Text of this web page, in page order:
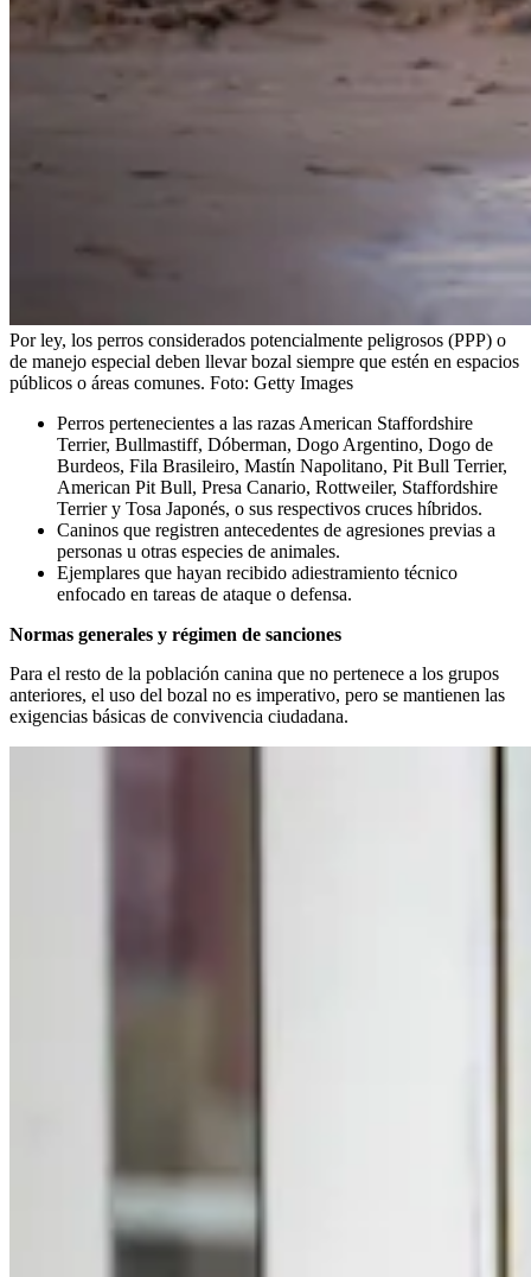
Por ley, los perros considerados potencialmente peligrosos (PPP) o
de manejo especial deben llevar bozal siempre que estén en espacios
públicos o áreas comunes. Foto: Getty Images
Perros pertenecientes a las razas American Staffordshire
Terrier, Bullmastiff, Dóberman, Dogo Argentino, Dogo de
Burdeos, Fila Brasileiro, Mastín Napolitano, Pit Bull Terrier,
American Pit Bull, Presa Canario, Rottweiler, Staffordshire
Terrier y Tosa Japonés, o sus respectivos cruces híbridos.
Caninos que registren antecedentes de agresiones previas a
personas u otras especies de animales.
Ejemplares que hayan recibido adiestramiento técnico
enfocado en tareas de ataque o defensa.
Normas generales y régimen de sanciones
Para el resto de la población canina que no pertenece a los grupos
anteriores, el uso del bozal no es imperativo, pero se mantienen las
exigencias básicas de convivencia ciudadana.